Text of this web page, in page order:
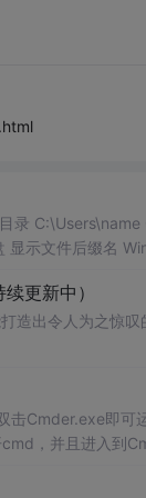
展示桌面 win+ta
更新中）
造出令人为之惊
，无需安装。 配置 添加